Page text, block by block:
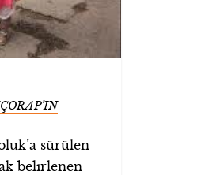
sürülen
belirlenen